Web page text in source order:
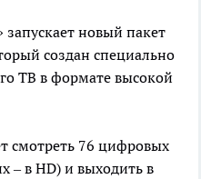
новый пакет
создан специально
ТВ в формате высокой
смотреть 76 цифровых
– в HD) и выходить в